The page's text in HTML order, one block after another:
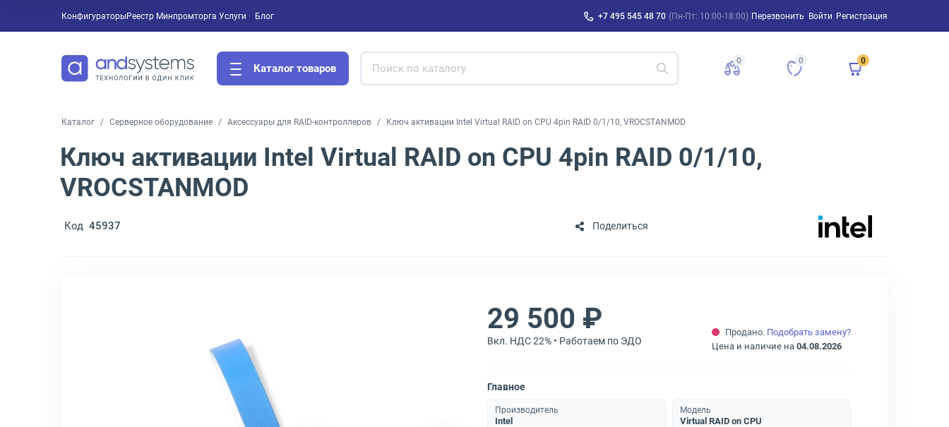
Конфигураторы Услуги
Реестр Минпромторга Блог +7 495 545 48 70 (Пн-Пт: 10:00-18:00) Перезвонить Войти Регистрация
Каталог товаров
0 0 0
Каталог Серверное оборудование Аксессуары для RAID-контроллеров Ключ активации Intel Virtual RAID on CPU 4pin RAID 0/1/10, VROCSTANMOD
Ключ активации Intel Virtual RAID on CPU 4pin RAID 0/1/10,
VROCSTANMOD
Код 45937 Поделиться
29 500 ₽
Вкл. НДС 22% • Работаем по ЭДО
Продано. Подобрать замену?
Цена и наличие на 04.08.2026
Главное
Производитель
Intel
Модель
Virtual RAID on CPU